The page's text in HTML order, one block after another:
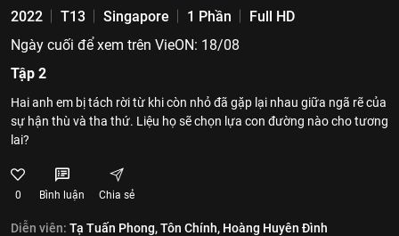
2022 T13 Singapore 1 Phần
Full HD
Ngày cuối để xem trên VieON: 18/08
Tập 2
Hai anh em bị tách rời từ khi còn nhỏ đã gặp lại nhau giữa ngã rẽ của
sự hận thù và tha thứ. Liệu họ sẽ chọn lựa con đường nào cho tương
lai?
0 Bình luận Chia sẻ
Diễn viên: Tạ Tuấn Phong,Tôn Chính, Hoàng Huyên Đình